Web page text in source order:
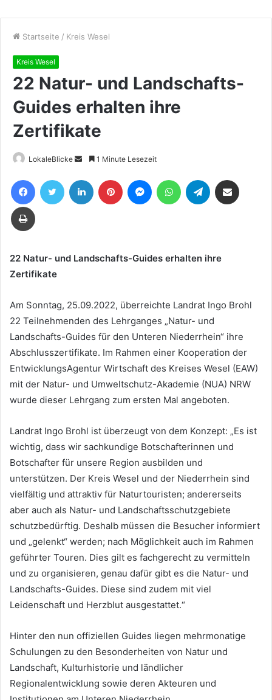
Startseite / Kreis Wesel
Kreis Wesel
22 Natur- und Landschafts-
Guides erhalten ihre
Zertifikate
LokaleBlicke
Sende
eine
E-
1 Minute Lesezeit
FacebookTwitter LinkedIn Pinterest MessengerWhatsAppTelegram
Drucken
22 Natur- und Landschafts-Guides erhalten ihre
Zertifikate
Am Sonntag, 25.09.2022, überreichte Landrat Ingo Brohl
22 Teilnehmenden des Lehrganges „Natur- und
Landschafts-Guides für den Unteren Niederrhein“ ihre
Abschlusszertifikate. Im Rahmen einer Kooperation der
EntwicklungsAgentur Wirtschaft des Kreises Wesel (EAW)
mit der Natur- und Umweltschutz-Akademie (NUA) NRW
wurde dieser Lehrgang zum ersten Mal angeboten.
Landrat Ingo Brohl ist überzeugt von dem Konzept: „Es ist
wichtig, dass wir sachkundige Botschafterinnen und
Botschafter für unsere Region ausbilden und
unterstützen. Der Kreis Wesel und der Niederrhein sind
vielfältig und attraktiv für Naturtouristen; andererseits
aber auch als Natur- und Landschaftsschutzgebiete
schutzbedürftig. Deshalb müssen die Besucher informiert
und „gelenkt“ werden; nach Möglichkeit auch im Rahmen
geführter Touren. Dies gilt es fachgerecht zu vermitteln
und zu organisieren, genau dafür gibt es die Natur- und
Landschafts-Guides. Diese sind zudem mit viel
Leidenschaft und Herzblut ausgestattet.“
Hinter den nun offiziellen Guides liegen mehrmonatige
Schulungen zu den Besonderheiten von Natur und
Landschaft, Kulturhistorie und ländlicher
Regionalentwicklung sowie deren Akteuren und